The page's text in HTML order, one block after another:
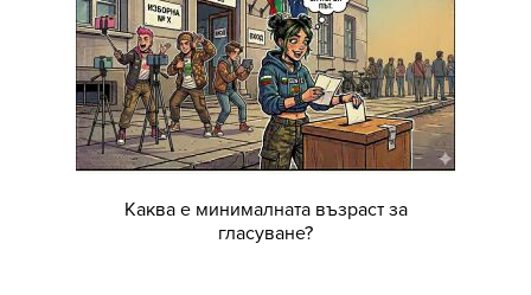
Каква е минималната възраст за
гласуване?